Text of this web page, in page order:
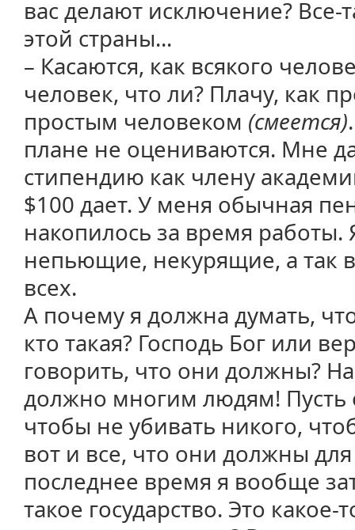
вас делают исключение? Все-
этой страны...
– Касаются, как всякого
человек, что ли? Плачу, как
простым человеком (смеется)
плане не оцениваются. Мне
стипендию как члену
$100 дает. У меня обычная
накопилось за время
непьющие, некурящие, а так
всех.
А почему я должна думать,
кто такая? Господь Бог или
говорить, что они должны?
должно многим людям!
чтобы не убивать никого,
вот и все, что они должны
последнее время я вообще
такое государство. Это